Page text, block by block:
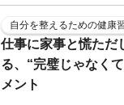
自分を整えるための健康
仕事に家事と慌ただ
る、“完璧じゃなく
メント